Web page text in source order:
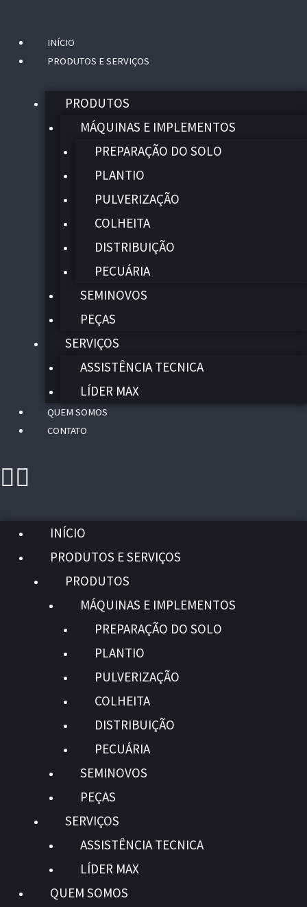
INÍCIO
PRODUTOS E SERVIÇOS
PRODUTOS
MÁQUINAS E IMPLEMENTOS
PREPARAÇÃO DO SOLO
PLANTIO
PULVERIZAÇÃO
COLHEITA
DISTRIBUIÇÃO
PECUÁRIA
SEMINOVOS
PEÇAS
SERVIÇOS
ASSISTÊNCIA TECNICA
LÍDER MAX
QUEM SOMOS
CONTATO
Menu
INÍCIO
PRODUTOS E SERVIÇOS
PRODUTOS
MÁQUINAS E IMPLEMENTOS
PREPARAÇÃO DO SOLO
PLANTIO
PULVERIZAÇÃO
COLHEITA
DISTRIBUIÇÃO
PECUÁRIA
SEMINOVOS
PEÇAS
SERVIÇOS
ASSISTÊNCIA TECNICA
LÍDER MAX
QUEM SOMOS